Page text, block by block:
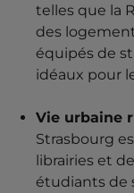
telles que la
des
équipés de
idéaux pour
Vie urbaine
Strasbourg
librairies et
étudiants de